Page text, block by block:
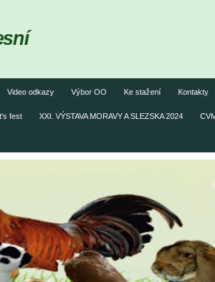
Video odkazy Výbor OO Ke stažení Kontakty
fest XXI. VÝSTAVA MORAVY A SLEZSKA 2024